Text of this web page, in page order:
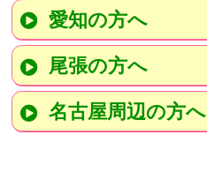
愛知の方へ
尾張の方へ
名古屋周辺の方へ